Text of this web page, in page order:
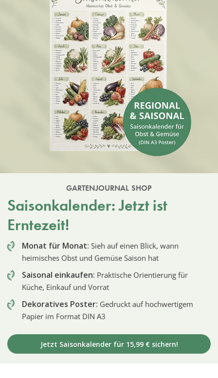
GARTENJOURNAL SHOP
Saisonkalender: Jetzt ist
Erntezeit!
Monat für Monat: Sieh auf einen Blick, wann
heimisches Obst und Gemüse Saison hat
Saisonal einkaufen: Praktische Orientierung für
Küche, Einkauf und Vorrat
Dekoratives Poster: Gedruckt auf hochwertigem
Papier im Format DIN A3
Jetzt Saisonkalender für 15,99 € sichern!